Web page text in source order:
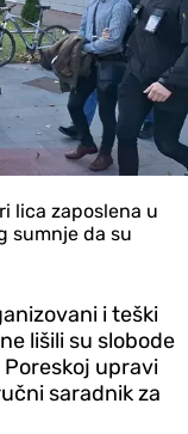
lica zaposlena u
sumnje da su
i teški
lišili su slobode
Poreskoj upravi
saradnik za